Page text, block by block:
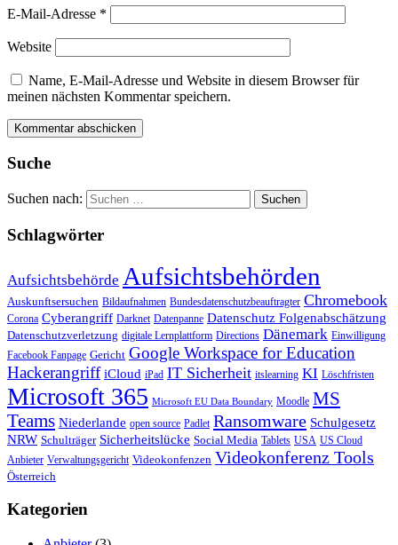
E-Mail-Adresse *
Website
Name, E-Mail-Adresse und Website in diesem Browser für
meinen nächsten Kommentar speichern.
Suche
Suchen nach:
Schlagwörter
Aufsichtsbehörde Aufsichtsbehörden
Auskunftsersuchen Bildaufnahmen Bundesdatenschutzbeauftragter Chromebook
Corona Cyberangriff Darknet Datenpanne Datenschutz Folgenabschätzung
Datenschutzverletzung digitale Lernplattform Directions Dänemark Einwilligung
Facebook Fanpage Gericht Google Workspace for Education
Hackerangriff iCloud iPad IT Sicherheit itslearning KI Löschfristen
Microsoft 365 Microsoft EU Data Boundary Moodle MS
Teams Niederlande open source Padlet Ransomware Schulgesetz
NRW Schulträger Sicherheitslücke Social Media Tablets USA US Cloud
Anbieter Verwaltungsgericht Videokonfenzen Videokonferenz Tools
Österreich
Kategorien